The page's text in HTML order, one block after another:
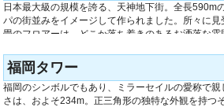
日本最大級の規模を誇る、天神地下街。全長590m
パの街並みをイメージして作られました。所々に
畳のフロアーは、どこか落ち着きのあるお洒落な
の一直線に続く通りには、トレンドのファッショ
籍のお店が立ち並びます。幅広い世代の人たちを対
ていますので、連日多くの人で賑わいを見せていま
の日でも存分にショッピングを楽しめます。
福岡タワー
福岡のシンボルでもあり、ミラーセイルの愛称で
さは、およそ234m。正三角形の独特な外観を持つ